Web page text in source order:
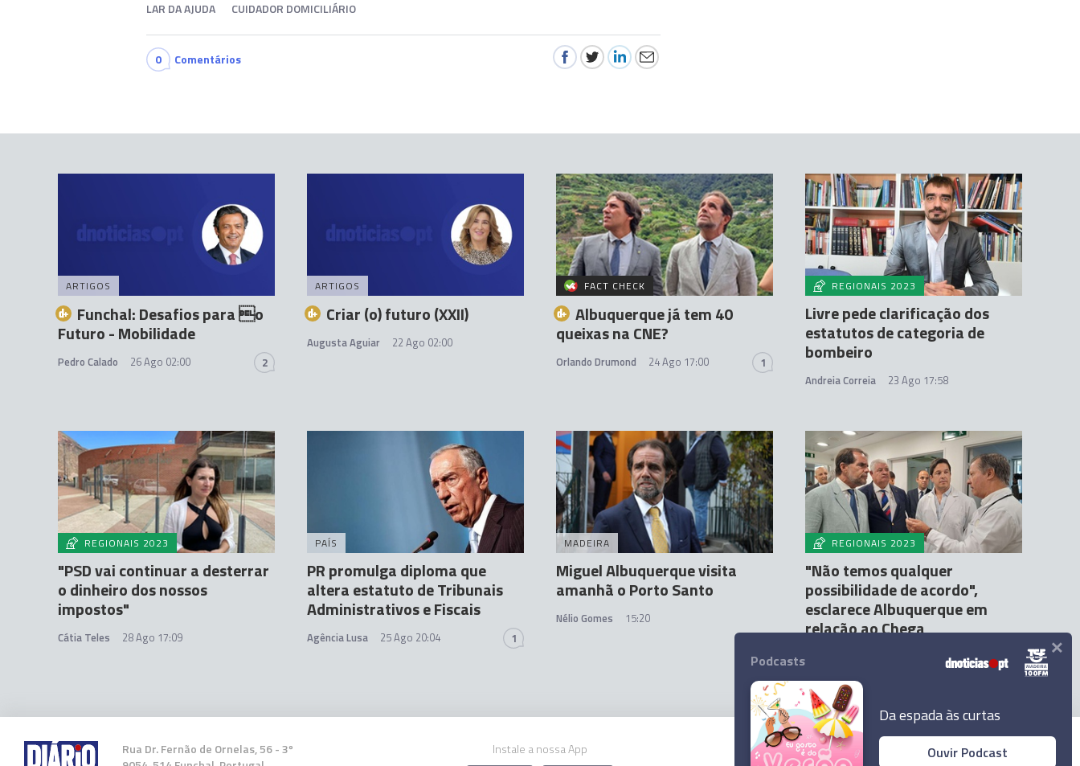
LAR DA AJUDA CUIDADOR DOMICILIÁRIO
0 Comentários
ARTIGOS
Funchal: Desafios para o
Futuro - Mobilidade
Pedro Calado 26 Ago 02:00 2
ARTIGOS
Criar (o) futuro (XXII)
Augusta Aguiar 22 Ago 02:00
FACT CHECK
Albuquerque já tem 40
queixas na CNE?
Orlando Drumond 24 Ago 17:00 1
REGIONAIS 2023
Livre pede clarificação dos
estatutos de categoria de
bombeiro
Andreia Correia 23 Ago 17:58
REGIONAIS 2023
"PSD vai continuar a desterrar
o dinheiro dos nossos
impostos"
Cátia Teles 28 Ago 17:09
PAÍS
PR promulga diploma que
altera estatuto de Tribunais
Administrativos e Fiscais
Agência Lusa 25 Ago 20:04 1
MADEIRA
Miguel Albuquerque visita
amanhã o Porto Santo
Nélio Gomes 15:20
REGIONAIS 2023
"Não temos qualquer
possibilidade de acordo",
esclarece Albuquerque em
relação ao Chega
28 Ago 11:17
Rua Dr. Fernão de Ornelas, 56 - 3º
Instale a nossa App
Podcasts
Da espada às curtas
Ouvir Podcast
×